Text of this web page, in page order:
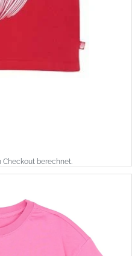
Checkout berechnet.